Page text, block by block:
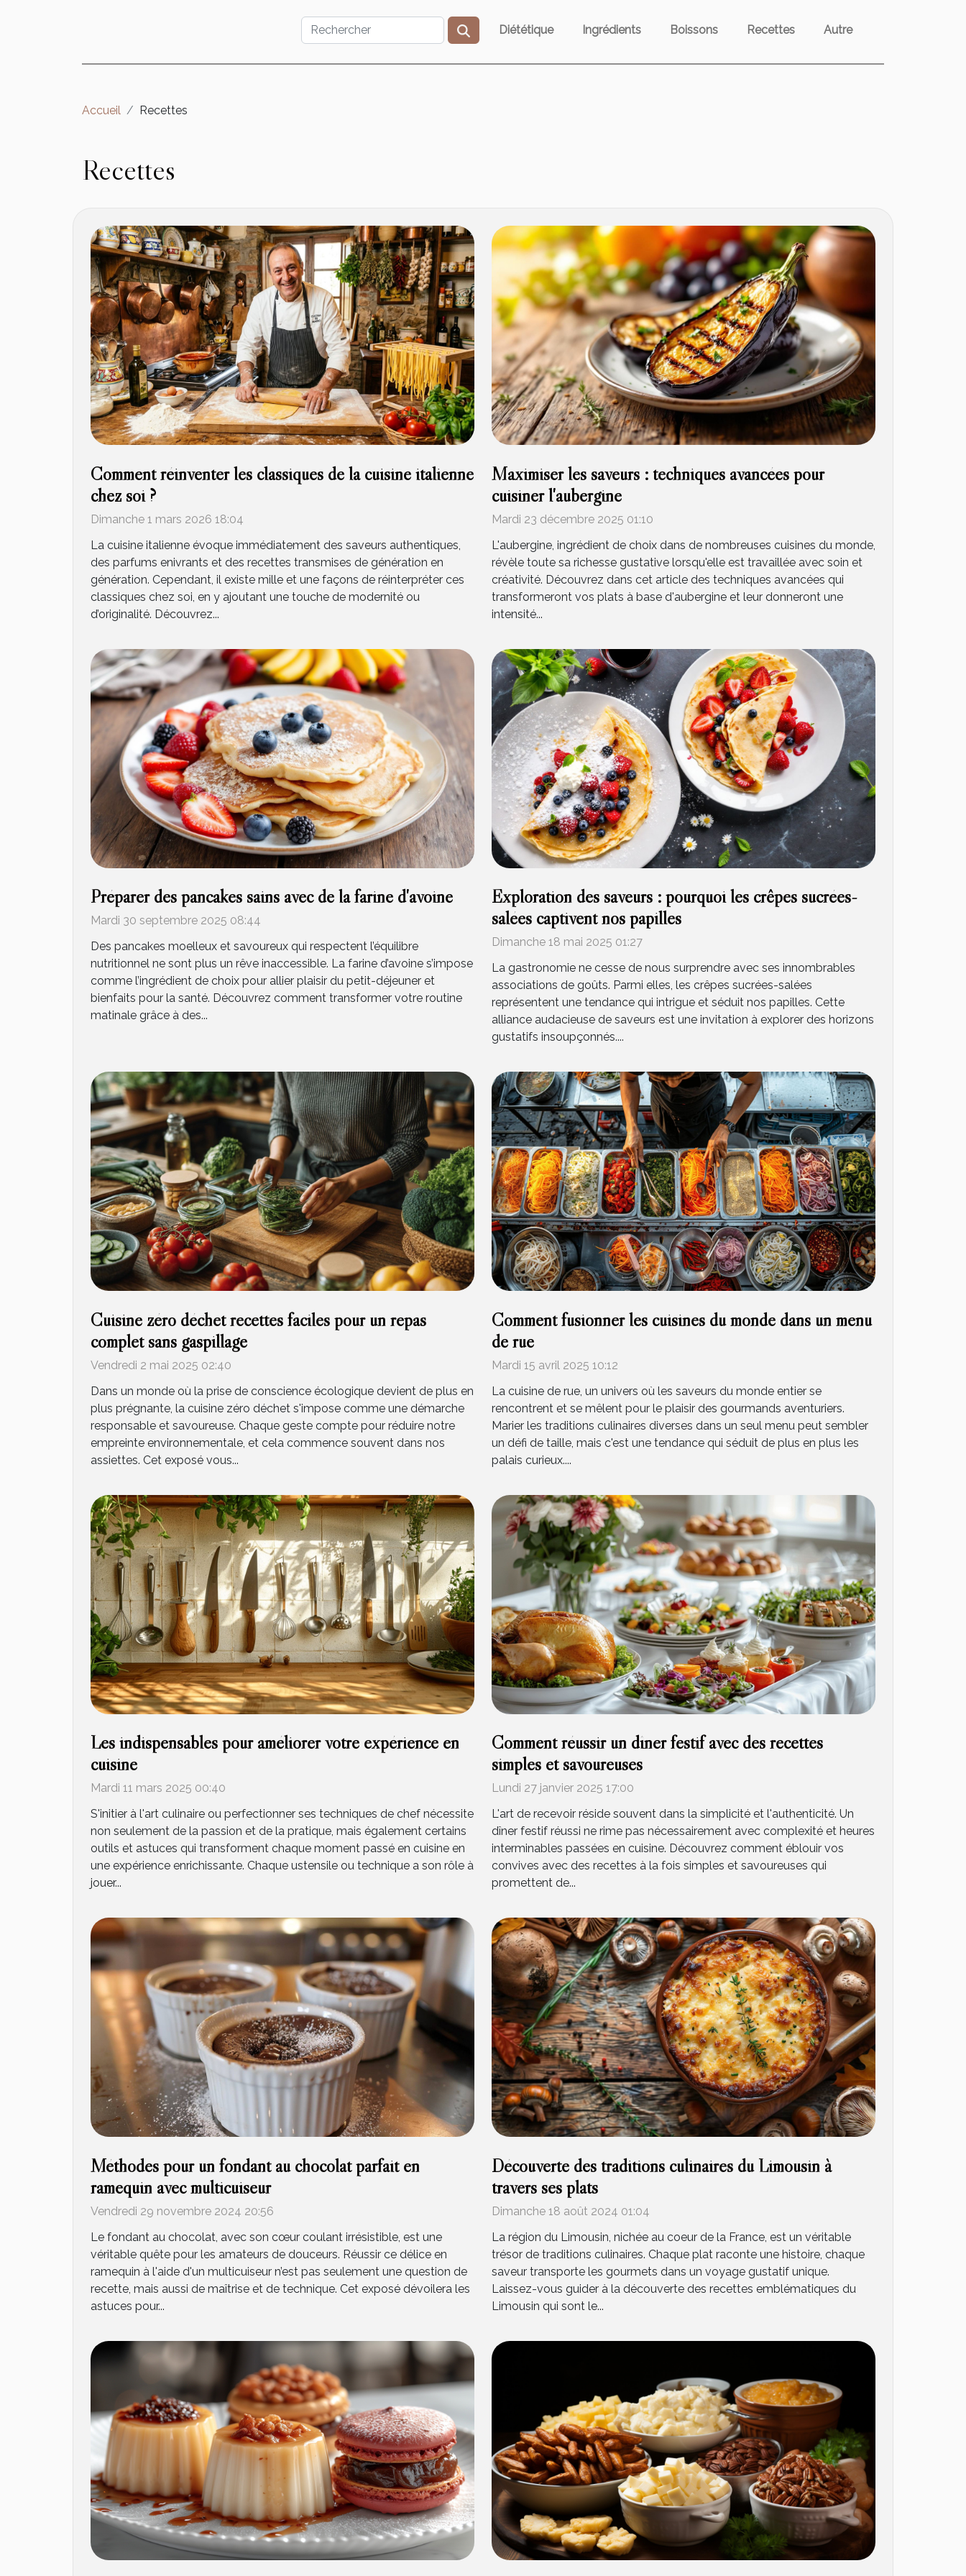
Diététique Ingrédients Boissons Recettes Autre
Accueil Recettes
Recettes
Comment réinventer les classiques de la cuisine italienne
chez soi ?
Dimanche 1 mars 2026 18:04
La cuisine italienne évoque immédiatement des saveurs authentiques,
des parfums enivrants et des recettes transmises de génération en
génération. Cependant, il existe mille et une façons de réinterpréter ces
classiques chez soi, en y ajoutant une touche de modernité ou
d’originalité. Découvrez...
Maximiser les saveurs : techniques avancées pour
cuisiner l'aubergine
Mardi 23 décembre 2025 01:10
L'aubergine, ingrédient de choix dans de nombreuses cuisines du monde,
révèle toute sa richesse gustative lorsqu'elle est travaillée avec soin et
créativité. Découvrez dans cet article des techniques avancées qui
transformeront vos plats à base d'aubergine et leur donneront une
intensité...
Préparer des pancakes sains avec de la farine d'avoine
Mardi 30 septembre 2025 08:44
Des pancakes moelleux et savoureux qui respectent l’équilibre
nutritionnel ne sont plus un rêve inaccessible. La farine d’avoine s’impose
comme l’ingrédient de choix pour allier plaisir du petit-déjeuner et
bienfaits pour la santé. Découvrez comment transformer votre routine
matinale grâce à des...
Exploration des saveurs : pourquoi les crêpes sucrées-
salées captivent nos papilles
Dimanche 18 mai 2025 01:27
La gastronomie ne cesse de nous surprendre avec ses innombrables
associations de goûts. Parmi elles, les crêpes sucrées-salées
représentent une tendance qui intrigue et séduit nos papilles. Cette
alliance audacieuse de saveurs est une invitation à explorer des horizons
gustatifs insoupçonnés....
Cuisine zéro déchet recettes faciles pour un repas
complet sans gaspillage
Vendredi 2 mai 2025 02:40
Dans un monde où la prise de conscience écologique devient de plus en
plus prégnante, la cuisine zéro déchet s'impose comme une démarche
responsable et savoureuse. Chaque geste compte pour réduire notre
empreinte environnementale, et cela commence souvent dans nos
assiettes. Cet exposé vous...
Comment fusionner les cuisines du monde dans un menu
de rue
Mardi 15 avril 2025 10:12
La cuisine de rue, un univers où les saveurs du monde entier se
rencontrent et se mêlent pour le plaisir des gourmands aventuriers.
Marier les traditions culinaires diverses dans un seul menu peut sembler
un défi de taille, mais c'est une tendance qui séduit de plus en plus les
palais curieux....
Les indispensables pour améliorer votre expérience en
cuisine
Mardi 11 mars 2025 00:40
S'initier à l'art culinaire ou perfectionner ses techniques de chef nécessite
non seulement de la passion et de la pratique, mais également certains
outils et astuces qui transforment chaque moment passé en cuisine en
une expérience enrichissante. Chaque ustensile ou technique a son rôle à
jouer...
Comment réussir un dîner festif avec des recettes
simples et savoureuses
Lundi 27 janvier 2025 17:00
L'art de recevoir réside souvent dans la simplicité et l'authenticité. Un
dîner festif réussi ne rime pas nécessairement avec complexité et heures
interminables passées en cuisine. Découvrez comment éblouir vos
convives avec des recettes à la fois simples et savoureuses qui
promettent de...
Méthodes pour un fondant au chocolat parfait en
ramequin avec multicuiseur
Vendredi 29 novembre 2024 20:56
Le fondant au chocolat, avec son cœur coulant irrésistible, est une
véritable quête pour les amateurs de douceurs. Réussir ce délice en
ramequin à l'aide d'un multicuiseur n’est pas seulement une question de
recette, mais aussi de maîtrise et de technique. Cet exposé dévoilera les
astuces pour...
Découverte des traditions culinaires du Limousin à
travers ses plats
Dimanche 18 août 2024 01:04
La région du Limousin, nichée au coeur de la France, est un véritable
trésor de traditions culinaires. Chaque plat raconte une histoire, chaque
saveur transporte les gourmets dans un voyage gustatif unique.
Laissez-vous guider à la découverte des recettes emblématiques du
Limousin qui sont le...